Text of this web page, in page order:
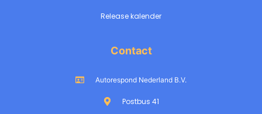
Release kalender
Contact
Autorespond Nederland B.V.
Postbus 41